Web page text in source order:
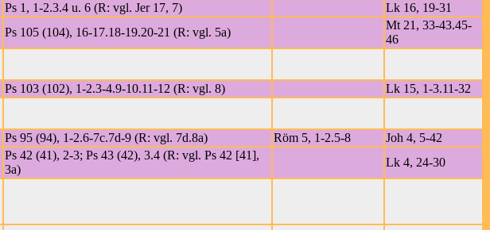
Ps 1, 1-2.3.4 u. 6 (R: vgl. Jer 17, 7) Lk 16, 19-31
Ps 105 (104), 16-17.18-19.20-21 (R: vgl. 5a)
Mt 21, 33-43.45-
46
Ps 103 (102), 1-2.3-4.9-10.11-12 (R: vgl. 8)
Lk 15, 1-3.11-32
Ps 95 (94), 1-2.6-7c.7d-9 (R: vgl. 7d.8a) Röm 5, 1-2.5-8 Joh 4, 5-42
Ps 42 (41), 2-3; Ps 43 (42), 3.4 (R: vgl. Ps 42 [41],
3a)
Lk 4, 24-30